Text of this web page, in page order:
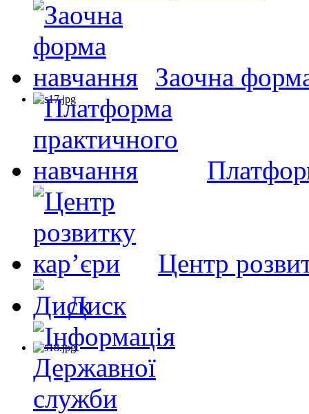
Заочна
Центр
Диск